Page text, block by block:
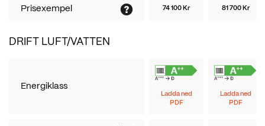
Prisexempel 74 100 Kr 81 700 Kr
DRIFT LUFT/VATTEN
Energiklass
Ladda ned
PDF
Ladda ned
PDF